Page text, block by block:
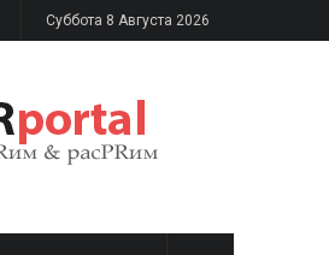
Суббота 8 Августа 2026